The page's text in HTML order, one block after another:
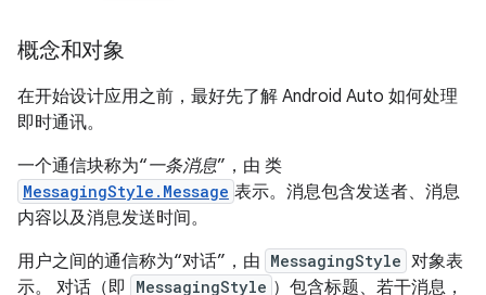
概念和对象
在开始设计应用之前，最好先了解 Android Auto 如何处理
即时通讯。
一个通信块称为“一条消息”，由 类
MessagingStyle.Message 表示。消息包含发送者、消息
内容以及消息发送时间。
用户之间的通信称为“对话”，由 MessagingStyle 对象表
示。 对话（即 MessagingStyle ）包含标题、若干消息，